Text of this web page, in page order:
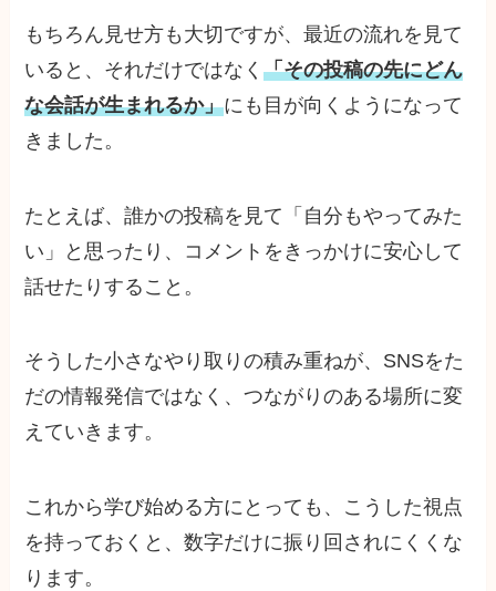
もちろん見せ方も大切ですが、最近の流れを見て
いると、それだけではなく「その投稿の先にどん
な会話が生まれるか」にも目が向くようになって
きました。
たとえば、誰かの投稿を見て「自分もやってみた
い」と思ったり、コメントをきっかけに安心して
話せたりすること。
そうした小さなやり取りの積み重ねが、SNSをた
だの情報発信ではなく、つながりのある場所に変
えていきます。
これから学び始める方にとっても、こうした視点
を持っておくと、数字だけに振り回されにくくな
ります。